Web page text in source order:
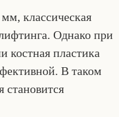
классическая
Однако при
костная пластика
В таком
становится